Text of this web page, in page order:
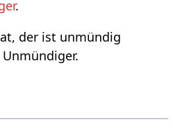
.
der ist unmündig